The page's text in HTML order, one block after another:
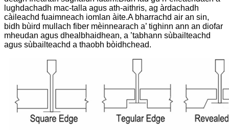
lughdachadh mac-talla agus ath-aithris, ag àrdachadh
càileachd fuaimneach iomlan àite.A bharrachd air an sin,
bidh bùird mullach fiber mèinnearach a’ tighinn ann an diofar
mheudan agus dhealbhaidhean, a ’tabhann sùbailteachd
agus sùbailteachd a thaobh bòidhchead.